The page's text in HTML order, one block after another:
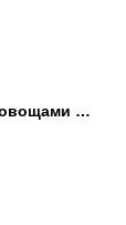
Консервы для собак телятина с рубцом и овощами Деревенские лакомства